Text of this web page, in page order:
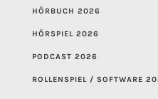
HÖRBUCH 2026
HÖRSPIEL 2026
PODCAST 2026
ROLLENSPIEL / SOFTWARE